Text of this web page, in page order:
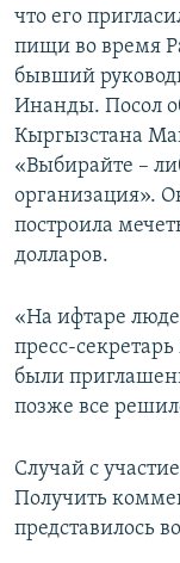
что его
пищи во время
бывший
Инанды. Посол
Кыргызстана
«Выбирайте –
организация».
построила
долларов.
«На ифтаре
пресс-
были
позже все
Случай с
Получить
представилось